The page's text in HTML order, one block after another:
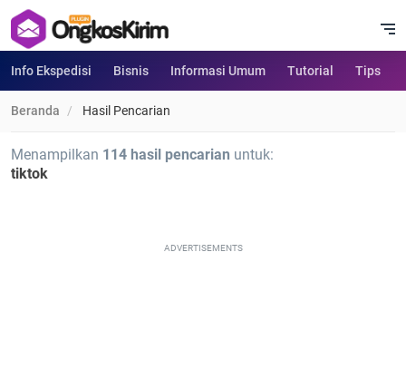
Info Ekspedisi Bisnis Informasi Umum Tutorial Tips
Beranda Hasil Pencarian
Menampilkan 114 hasil pencarian untuk:
tiktok
ADVERTISEMENTS